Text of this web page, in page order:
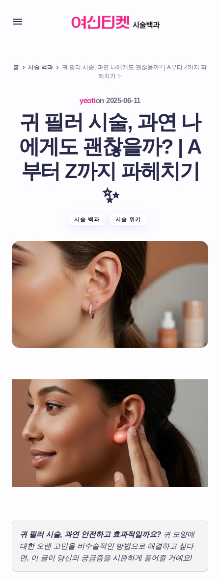
홈 시술 백과
귀 필러 시술, 과연 나에게도 괜찮을까? | A부터 Z까지 파
헤치기 ✨
yeotion 2025-06-11
귀 필러 시술, 과연 나
에게도 괜찮을까? | A
부터 Z까지 파헤치기
✨
시술 백과 시술 위키
귀 필러 시술, 과연 안전하고 효과적일까요? 귀 모양에
대한 오랜 고민을 비수술적인 방법으로 해결하고 싶다
면, 이 글이 당신의 궁금증을 시원하게 풀어줄 거예요!